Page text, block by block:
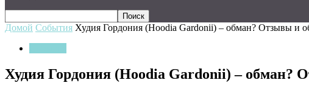
Домой События Худия Гордония (Hoodia Gardonii) – обман? Отзывы и
Худия Гордония (Hoodia Gardonii) – обман?